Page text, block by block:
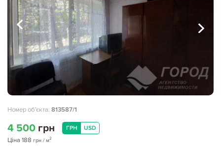
Номер об'єкта: 813587/1
4 500 грн ГРН USD
Ціна 188 грн / м2